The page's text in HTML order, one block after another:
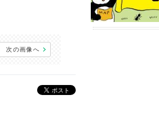
次の画像へ